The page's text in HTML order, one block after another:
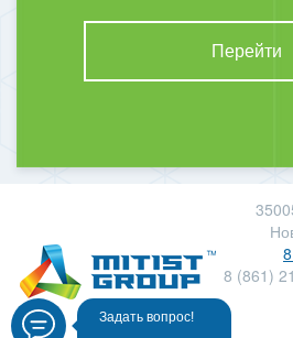
Перейти
8 (861)
Задать вопрос!